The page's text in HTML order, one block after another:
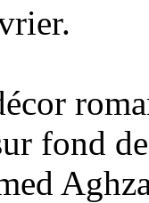
fond